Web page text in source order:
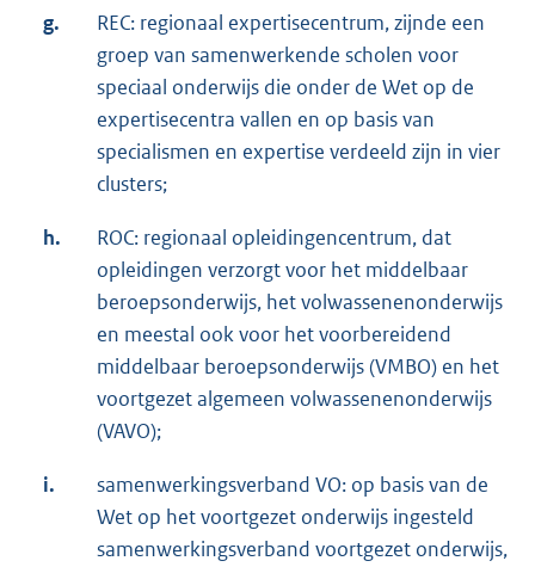
g.
REC: regionaal expertisecentrum, zijnde een
groep van samenwerkende scholen voor
speciaal onderwijs die onder de Wet op de
expertisecentra vallen en op basis van
specialismen en expertise verdeeld zijn in vier
clusters;
h.
ROC: regionaal opleidingencentrum, dat
opleidingen verzorgt voor het middelbaar
beroepsonderwijs, het volwassenenonderwijs
en meestal ook voor het voorbereidend
middelbaar beroepsonderwijs (VMBO) en het
voortgezet algemeen volwassenenonderwijs
(VAVO);
i.
samenwerkingsverband VO: op basis van de
Wet op het voortgezet onderwijs ingesteld
samenwerkingsverband voortgezet onderwijs,